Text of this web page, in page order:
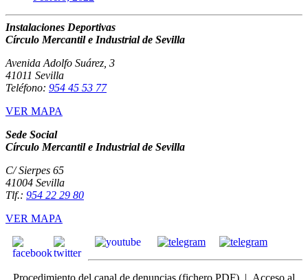
Instalaciones Deportivas
Círculo Mercantil e Industrial de Sevilla
Avenida Adolfo Suárez, 3
41011 Sevilla
Teléfono: 954 45 53 77
VER MAPA
Sede Social
Círculo Mercantil e Industrial de Sevilla
C/ Sierpes 65
41004 Sevilla
Tlf.: 954 22 29 80
VER MAPA
Procedimiento del canal de denuncias (fichero PDF) | Acceso al